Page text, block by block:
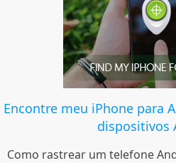
Encontre meu iPhone para
dispositivos
Como rastrear um telefone